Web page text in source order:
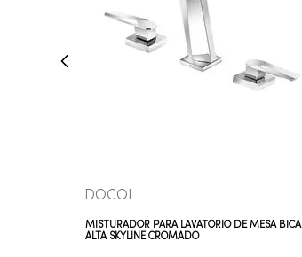
COMPRAR AGORA
DOCOL
MISTURADOR PARA LAVATÓRIO DE MESA BICA
ALTA SKYLINE CROMADO